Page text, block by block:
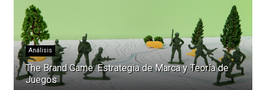
Análisis
The Brand Game: Estrategia de Marca y Teoría de
Juegos